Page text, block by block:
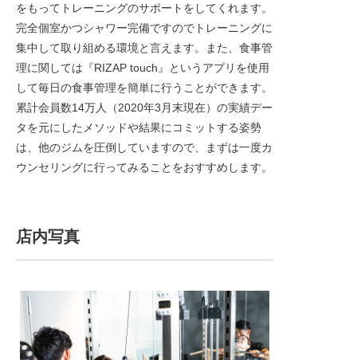
をもってトレーニングのサポートをしてくれます。
完全個室かつシャワー完備ですのでトレーニングに
集中して取り組める環境と言えます。また、食事管
理に関しては『RIZAP touch』というアプリを使用
して毎日の食事管理を簡単に行うことができます。
累計会員数14万人（2020年3月末現在）の実績デー
タを元にしたメソッドや結果にコミットする姿勢
は、他のジムを圧倒していますので、まずは一度カ
ウンセリングに行ってみることをおすすめします。
店内写真